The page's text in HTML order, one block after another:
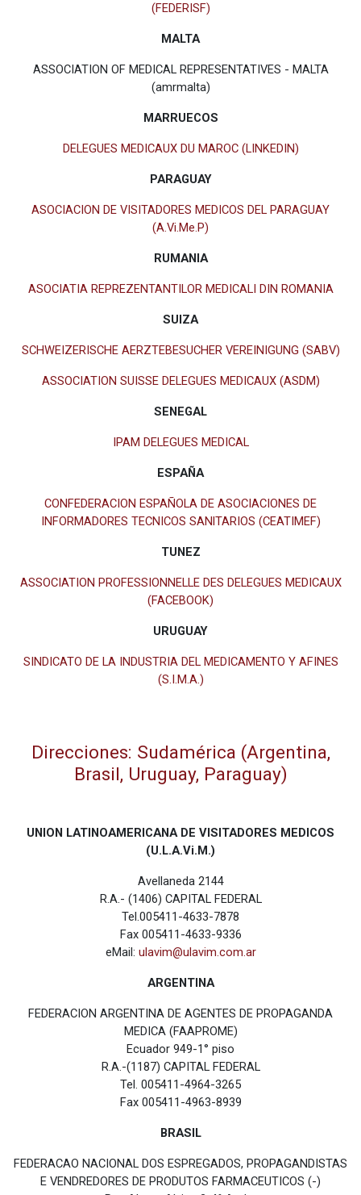
(FEDERISF)
MALTA
ASSOCIATION OF MEDICAL REPRESENTATIVES - MALTA
(amrmalta)
MARRUECOS
DELEGUES MEDICAUX DU MAROC (LINKEDIN)
PARAGUAY
ASOCIACION DE VISITADORES MEDICOS DEL PARAGUAY
(A.Vi.Me.P)
RUMANIA
ASOCIATIA REPREZENTANTILOR MEDICALI DIN ROMANIA
SUIZA
SCHWEIZERISCHE AERZTEBESUCHER VEREINIGUNG (SABV)
ASSOCIATION SUISSE DELEGUES MEDICAUX (ASDM)
SENEGAL
IPAM DELEGUES MEDICAL
ESPAÑA
CONFEDERACION ESPAÑOLA DE ASOCIACIONES DE
INFORMADORES TECNICOS SANlTARIOS (CEATIMEF)
TUNEZ
ASSOCIATION PROFESSIONNELLE DES DELEGUES MEDICAUX
(FACEBOOK)
URUGUAY
SINDICATO DE LA INDUSTRIA DEL MEDICAMENTO Y AFINES
(S.I.M.A.)
Direcciones: Sudamérica (Argentina,
Brasil, Uruguay, Paraguay)
UNION LATINOAMERICANA DE VISITADORES MEDICOS
(U.L.A.Vi.M.)
Avellaneda 2144
R.A.- (1406) CAPITAL FEDERAL
Tel.005411-4633-7878
Fax 005411-4633-9336
eMail: ulavim@ulavim.com.ar
ARGENTINA
FEDERACION ARGENTINA DE AGENTES DE PROPAGANDA
MEDICA (FAAPROME)
Ecuador 949-1° piso
R.A.-(1187) CAPITAL FEDERAL
Tel. 005411-4964-3265
Fax 005411-4963-8939
BRASIL
FEDERACAO NACIONAL DOS ESPREGADOS, PROPAGANDISTAS
E VENDREDORES DE PRODUTOS FARMACEUTICOS (-)